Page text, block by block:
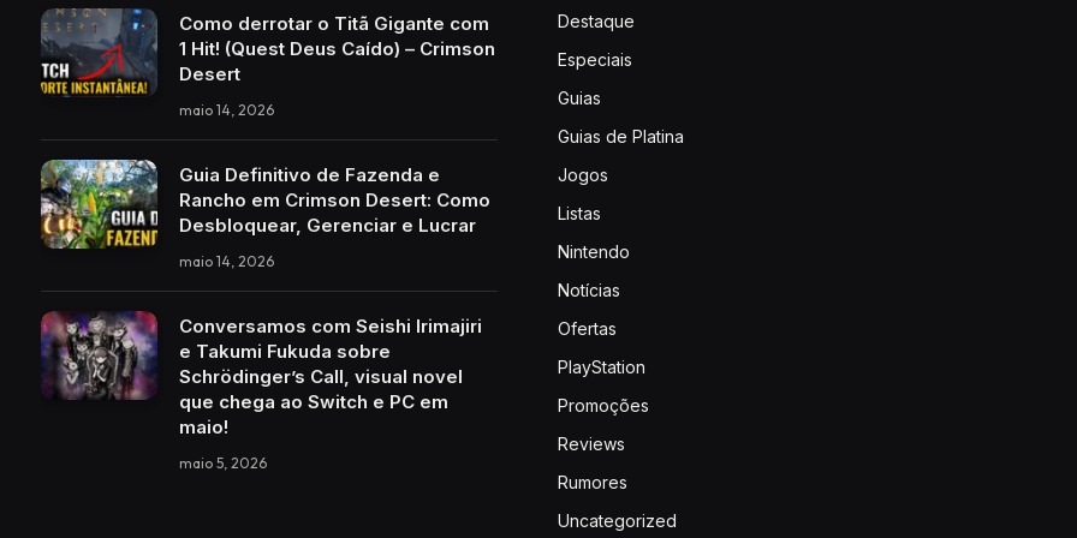
Como derrotar o Titã Gigante com
1 Hit! (Quest Deus Caído) – Crimson
Desert
maio 14, 2026
Guia Definitivo de Fazenda e
Rancho em Crimson Desert: Como
Desbloquear, Gerenciar e Lucrar
maio 14, 2026
Conversamos com Seishi Irimajiri
e Takumi Fukuda sobre
Schrödinger’s Call, visual novel
que chega ao Switch e PC em
maio!
maio 5, 2026
Destaque
Especiais
Guias
Guias de Platina
Jogos
Listas
Nintendo
Notícias
Ofertas
PlayStation
Promoções
Reviews
Rumores
Uncategorized